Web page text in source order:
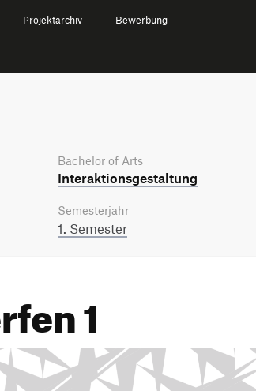
Projektarchiv Bewerbung
Bachelor of Arts
Interaktions­gestaltung
Semesterjahr
1. Semester
1